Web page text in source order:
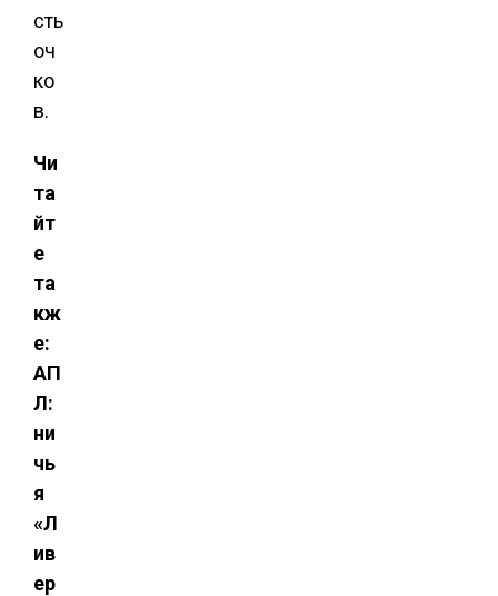
сть
оч
ко
в.
Чи
та
йт
е
та
кж
е:
АП
Л:
ни
чь
я
«Л
ив
ер